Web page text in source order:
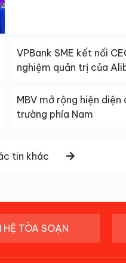
VPBank SME kết nối
nghiệm quản trị của
MBV mở rộng hiện
trường phía Nam
tin khác
HỆ TÒA SOẠN